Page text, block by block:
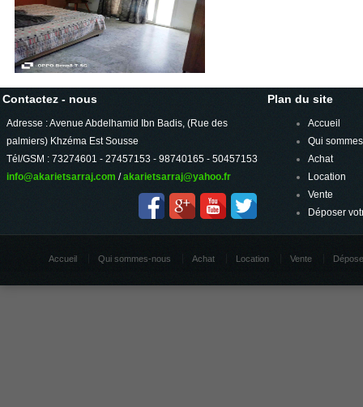
Contactez - nous
Adresse : Avenue Abdelhamid Ibn Badis, (Rue des
palmiers) Khzéma Est Sousse
Tél/GSM : 73274601 - 27457153 - 98740165 - 50457153
info@akarietsarraj.com /akarietsarraj@yahoo.fr
Plan du site
Accueil
Qui
Achat
Location
Vente
Déposer
Accueil Qui sommes-nous Achat Location Vente